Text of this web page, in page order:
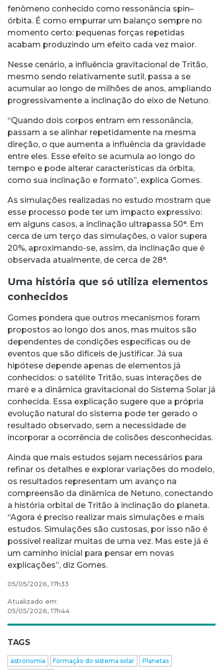
fenômeno conhecido como ressonância spin–
órbita. É como empurrar um balanço sempre no
momento certo: pequenas forças repetidas
acabam produzindo um efeito cada vez maior.
Nesse cenário, a influência gravitacional de Tritão,
mesmo sendo relativamente sutil, passa a se
acumular ao longo de milhões de anos, ampliando
progressivamente a inclinação do eixo de Netuno.
“Quando dois corpos entram em ressonância,
passam a se alinhar repetidamente na mesma
direção, o que aumenta a influência da gravidade
entre eles. Esse efeito se acumula ao longo do
tempo e pode alterar características da órbita,
como sua inclinação e formato”, explica Gomes.
As simulações realizadas no estudo mostram que
esse processo pode ter um impacto expressivo:
em alguns casos, a inclinação ultrapassa 50°. Em
cerca de um terço das simulações, o valor supera
20%, aproximando-se, assim, da inclinação que é
observada atualmente, de cerca de 28°.
Uma história que só utiliza elementos
conhecidos
Gomes pondera que outros mecanismos foram
propostos ao longo dos anos, mas muitos são
dependentes de condições específicas ou de
eventos que são difíceis de justificar. Já sua
hipótese depende apenas de elementos já
conhecidos: o satélite Tritão, suas interações de
maré e a dinâmica gravitacional do Sistema Solar já
conhecida. Essa explicação sugere que a própria
evolução natural do sistema pode ter gerado o
resultado observado, sem a necessidade de
incorporar a ocorrência de colisões desconhecidas.
Ainda que mais estudos sejam necessários para
refinar os detalhes e explorar variações do modelo,
os resultados representam um avanço na
compreensão da dinâmica de Netuno, conectando
a história orbital de Tritão à inclinação do planeta.
“Agora é preciso realizar mais simulações e mais
estudos. Simulações são custosas, por isso não é
possível realizar muitas de uma vez. Mas este já é
um caminho inicial para pensar em novas
explicações”, diz Gomes.
05/05/2026, 17h33
Atualizado em:
05/05/2026, 17h44
TAGS
astronomia Formação do sistema solar
Planetas